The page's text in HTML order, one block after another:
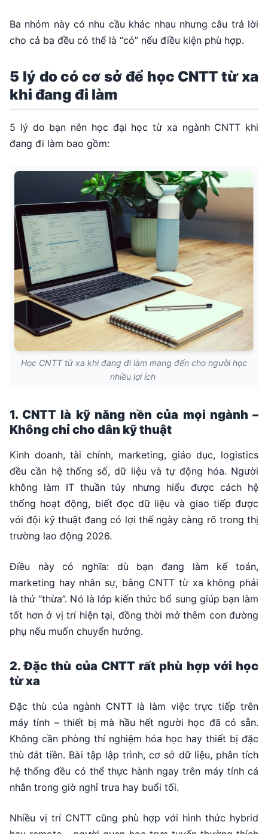
Ba nhóm này có nhu cầu khác nhau nhưng câu trả lời
cho cả ba đều có thể là “có” nếu điều kiện phù hợp.
5 lý do có cơ sở để học CNTT từ xa
khi đang đi làm
5 lý do bạn nên học đại học từ xa ngành CNTT khi
đang đi làm bao gồm:
Học CNTT từ xa khi đang đi làm mang đến cho người học
nhiều lợi ích
1. CNTT là kỹ năng nền của mọi ngành –
Không chỉ cho dân kỹ thuật
Kinh doanh, tài chính, marketing, giáo dục, logistics
đều cần hệ thống số, dữ liệu và tự động hóa. Người
không làm IT thuần túy nhưng hiểu được cách hệ
thống hoạt động, biết đọc dữ liệu và giao tiếp được
với đội kỹ thuật đang có lợi thế ngày càng rõ trong thị
trường lao động 2026.
Điều này có nghĩa: dù bạn đang làm kế toán,
marketing hay nhân sự, bằng CNTT từ xa không phải
là thứ “thừa”. Nó là lớp kiến thức bổ sung giúp bạn làm
tốt hơn ở vị trí hiện tại, đồng thời mở thêm con đường
phụ nếu muốn chuyển hướng.
2. Đặc thù của CNTT rất phù hợp với học
từ xa
Đặc thù của ngành CNTT là làm việc trực tiếp trên
máy tính – thiết bị mà hầu hết người học đã có sẵn.
Không cần phòng thí nghiệm hóa học hay thiết bị đặc
thù đắt tiền. Bài tập lập trình, cơ sở dữ liệu, phân tích
hệ thống đều có thể thực hành ngay trên máy tính cá
nhân trong giờ nghỉ trưa hay buổi tối.
Nhiều vị trí CNTT cũng phù hợp với hình thức hybrid